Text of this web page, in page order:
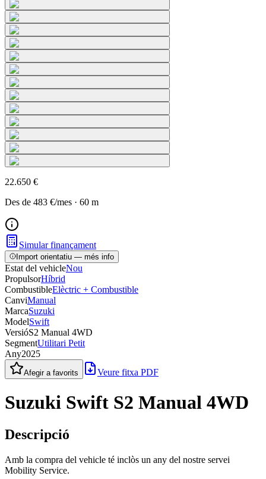
22.650 €
Des de 483 €/mes · 60 m
Simular finançament
Import orientatiu — més info
Estat del vehicleNou
PropulsorHíbrid
CombustibleElèctric + Combustible
CanviManual
MarcaSuzuki
ModelSwift
VersióS2 Manual 4WD
SegmentUtilitari Petit
Any2025
Afegir a favorits Veure fitxa PDF
Suzuki Swift S2 Manual 4WD
Descripció
Amb la compra del vehicle té inclòs un any del nostre servei
Mobility Service.